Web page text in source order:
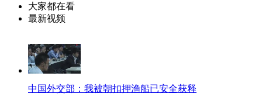
大家都在看
最新视频
中国外交部：我被朝扣押渔船已安全获释